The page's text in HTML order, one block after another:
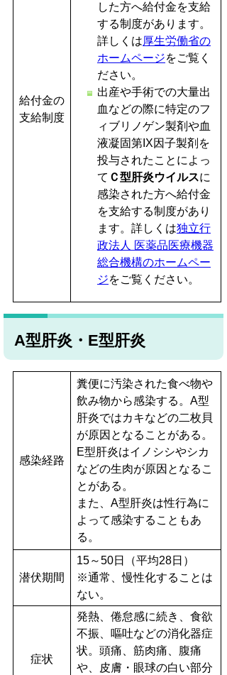
給付金の
支給制度
した方へ給付金を支給
する制度があります。
詳しくは厚生労働省の
ホームページをご覧く
ださい。
出産や手術での大量出
血などの際に特定のフ
ィブリノゲン製剤や血
液凝固第IX因子製剤を
投与されたことによっ
て Ｃ型肝炎ウイルスに
感染された方へ給付金
を支給する制度があり
ます。詳しくは独立行
政法人 医薬品医療機器
総合機構のホームペー
ジをご覧ください。
A型肝炎・E型肝炎
感染経路
糞便に汚染された食べ物や
飲み物から感染する。A型
肝炎ではカキなどの二枚貝
が原因となることがある。
E型肝炎はイノシシやシカ
などの生肉が原因となるこ
とがある。
また、A型肝炎は性行為に
よって感染することもあ
る。
潜伏期間
15～50日（平均28日）
※通常、慢性化することは
ない。
症状
発熱、倦怠感に続き、食欲
不振、嘔吐などの消化器症
状。頭痛、筋肉痛、腹痛
や、皮膚・眼球の白い部分